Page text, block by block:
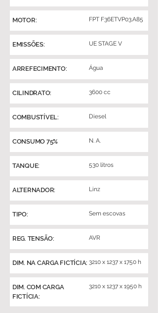
MOTOR: FPT F36ETVP03.A85
EMISSÕES: UE STAGE V
ARREFECIMENTO: Água
CILINDRATO: 3600 cc
COMBUSTÍVEL: Diesel
CONSUMO 75% N. A.
TANQUE: 530 litros
ALTERNADOR: Linz
TIPO: Sem escovas
REG. TENSÃO: AVR
DIM. NA CARGA FICTÍCIA: 3210 x 1237 x 1750 h
DIM. COM CARGA
FICTÍCIA:
3210 x 1237 x 1950 h